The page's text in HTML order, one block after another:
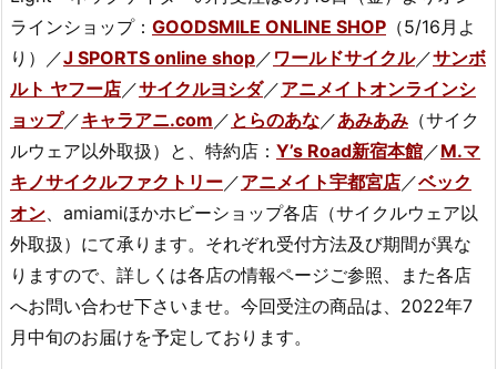
ラインショップ： GOODSMILE ONLINE SHOP （5/16月よ
り）／J SPORTS online shop ／ ワールドサイクル／サンボ
ルト ヤフー店 ／サイクルヨシダ／アニメイトオンラインシ
ョップ／キャラアニ.com ／ とらのあな ／あみあみ （サイク
ルウェア以外取扱）と、特約店： Y’s Road新宿本館 ／M.マ
キノサイクルファクトリー ／アニメイト宇都宮店 ／ベック
オン 、amiamiほかホビーショップ各店（サイクルウェア以
外取扱）にて承ります。それぞれ受付方法及び期間が異な
りますので、詳しくは各店の情報ページご参照、また各店
へお問い合わせ下さいませ。今回受注の商品は、2022年7
月中旬のお届けを予定しております。